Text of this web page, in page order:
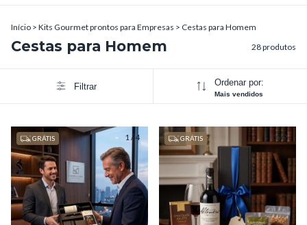
Início > Kits Gourmet prontos para Empresas > Cestas para Homem
Cestas para Homem 28 produtos
Filtrar Ordenar por:
Mais vendidos
1/ 4
GRÁTIS 1/2
GRÁTIS